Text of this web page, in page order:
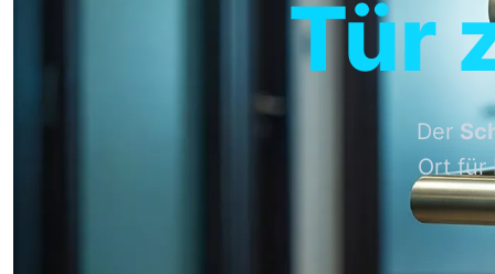
Tür
Der
Ort für